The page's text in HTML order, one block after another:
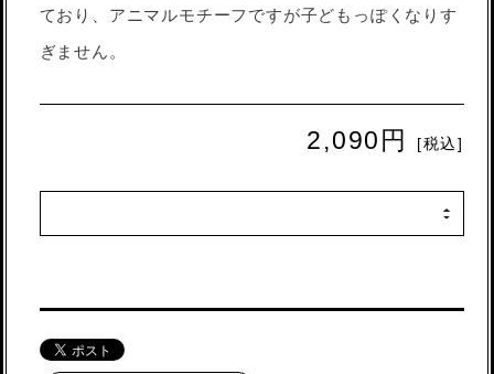
ており、アニマルモチーフですが子どもっぽくなりす
ぎません。
2,090円 [税込]